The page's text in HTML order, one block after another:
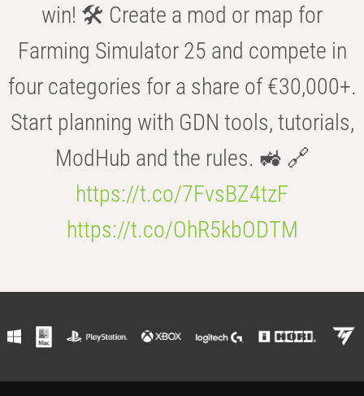
win! 🛠️ Create a mod or map for
Farming Simulator 25 and compete in
four categories for a share of €30,000+.
Start planning with GDN tools, tutorials,
ModHub and the rules. 🚜 🔗
https://t.co/7FvsBZ4tzF
https://t.co/OhR5kbODTM